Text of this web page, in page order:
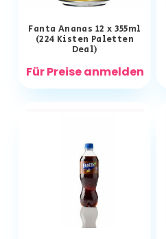
Fanta Ananas 12 x 355ml
(224 Kisten Paletten
Deal)
Für Preise anmelden